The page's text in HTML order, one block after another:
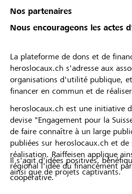
Nos partenaires
Nous encourageons les actes
La plateforme de dons et de
heroslocaux.ch s'adresse aux
organisations d'utilité publique,
financer en commun et de
heroslocaux.ch est une initiative
devise "Engagement pour la
de faire connaître à un large
publiées sur heroslocaux.ch et
réalisation. Raiffeisen applique
régional l'idée du financement
coopérative.
Il s'agit d'idées positives,
ainsi que de projets captivants.